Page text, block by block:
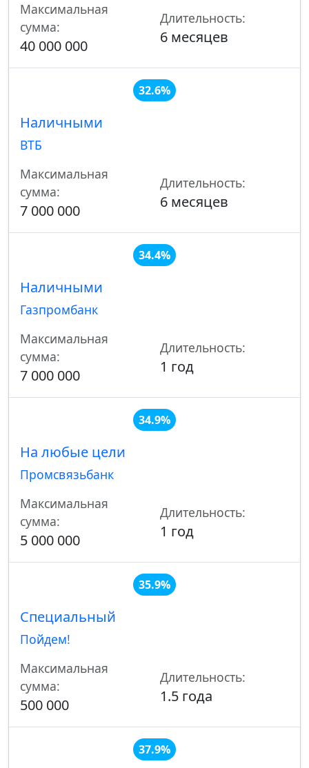
Максимальная
сумма:
40 000 000
Длительность:
6 месяцев
32.6%
Наличными
ВТБ
Максимальная
сумма:
7 000 000
Длительность:
6 месяцев
34.4%
Наличными
Газпромбанк
Максимальная
сумма:
7 000 000
Длительность:
1 год
34.9%
На любые цели
Промсвязьбанк
Максимальная
сумма:
5 000 000
Длительность:
1 год
35.9%
Специальный
Пойдем!
Максимальная
сумма:
500 000
Длительность:
1.5 года
37.9%